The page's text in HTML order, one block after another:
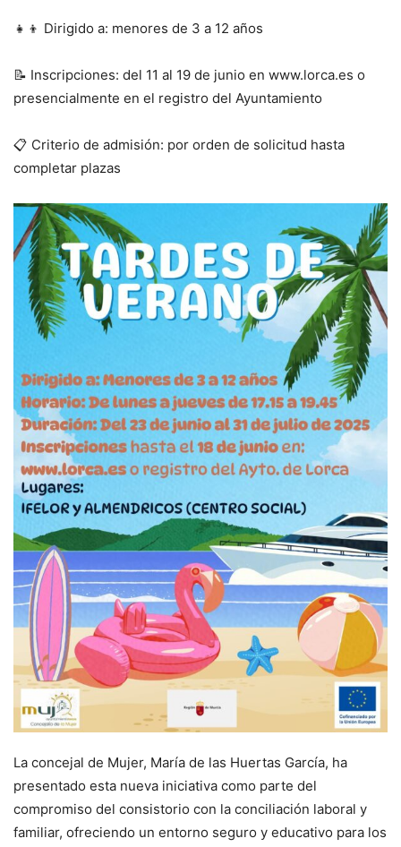
👧👦 Dirigido a: menores de 3 a 12 años
📝 Inscripciones: del 11 al 19 de junio en www.lorca.es o
presencialmente en el registro del Ayuntamiento
📋 Criterio de admisión: por orden de solicitud hasta
completar plazas
La concejal de Mujer, María de las Huertas García, ha
presentado esta nueva iniciativa como parte del
compromiso del consistorio con la conciliación laboral y
familiar, ofreciendo un entorno seguro y educativo para los